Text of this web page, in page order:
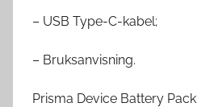
– USB Type-C-kabel;
– Bruksanvisning.
Prisma Device Battery Pack